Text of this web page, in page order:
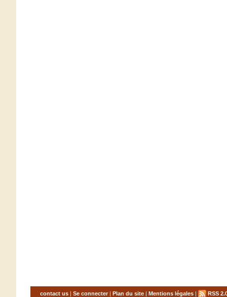
contact us| Se connecter| Plan du site| Mentions légales| RSS